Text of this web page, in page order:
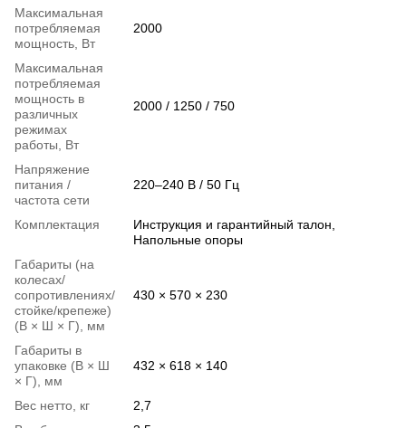
Максимальная
потребляемая
мощность, Вт
2000
Максимальная
потребляемая
мощность в
различных
режимах
работы, Вт
2000 / 1250 / 750
Напряжение
питания /
частота сети
220–240 В / 50 Гц
Комплектация
Инструкция и гарантийный талон,
Напольные опоры
Габариты (на
колесах/
сопротивлениях/
стойке/крепеже)
(В × Ш × Г), мм
430 × 570 × 230
Габариты в
упаковке (В × Ш
× Г), мм
432 × 618 × 140
Вес нетто, кг
2,7